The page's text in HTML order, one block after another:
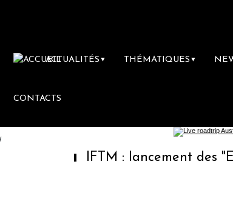
ACTUALITÉS ▼ THÉMATIQUES ▼
CONTACTS
IFTM : lancement des "Escales